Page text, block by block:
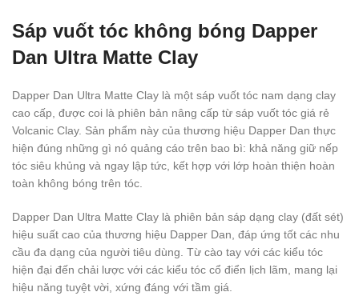
Sáp vuốt tóc không bóng Dapper
Dan Ultra Matte Clay
Dapper Dan Ultra Matte Clay là một sáp vuốt tóc nam dạng clay
cao cấp, được coi là phiên bản nâng cấp từ sáp vuốt tóc giá rẻ
Volcanic Clay. Sản phẩm này của thương hiệu Dapper Dan thực
hiện đúng những gì nó quảng cáo trên bao bì: khả năng giữ nếp
tóc siêu khủng và ngay lập tức, kết hợp với lớp hoàn thiện hoàn
toàn không bóng trên tóc.
Dapper Dan Ultra Matte Clay là phiên bản sáp dạng clay (đất sét)
hiệu suất cao của thương hiệu Dapper Dan, đáp ứng tốt các nhu
cầu đa dạng của người tiêu dùng. Từ cào tay với các kiểu tóc
hiện đại đến chải lược với các kiểu tóc cổ điển lịch lãm, mang lại
hiệu năng tuyệt vời, xứng đáng với tầm giá.